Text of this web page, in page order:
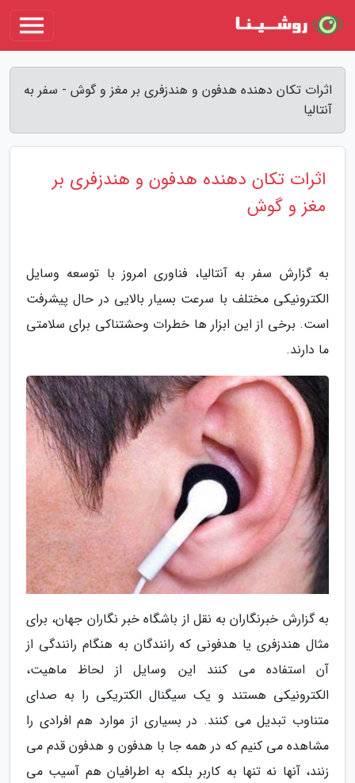
اثرات تکان دهنده هدفون و هندزفری بر مغز و گوش - سفر به
آنتالیا
اثرات تکان دهنده هدفون و هندزفری بر
مغز و گوش
به گزارش سفر به آنتالیا، فناوری امروز با توسعه وسایل
الکترونیکی مختلف با سرعت بسیار بالایی در حال پیشرفت
است. برخی از این ابزار ها خطرات وحشتناکی برای سلامتی
ما دارند.
به گزارش خبرنگاران به نقل از باشگاه خبر نگاران جهان، برای
مثال هندزفری یا هدفونی که رانندگان به هنگام رانندگی از
آن استفاده می کنند این وسایل از لحاظ ماهیت،
الکترونیکی هستند و یک سیگنال الکتریکی را به صدای
متناوب تبدیل می کنند. در بسیاری از موارد هم افرادی را
مشاهده می کنیم که در همه جا با هدفون و هدفون قدم می
زنند، آنها نه تنها به کاربر بلکه به اطرافیان هم آسیب می